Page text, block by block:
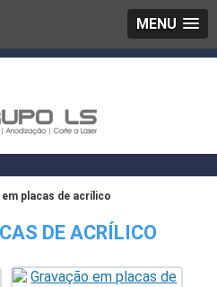
MENU
placas de acrílico
DE ACRÍLICO